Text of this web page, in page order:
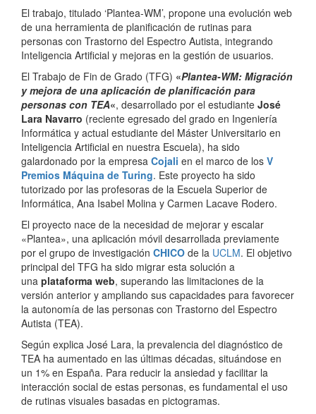
El trabajo, titulado ‘Plantea-WM’, propone una evolución web
de una herramienta de planificación de rutinas para
personas con Trastorno del Espectro Autista, integrando
Inteligencia Artificial y mejoras en la gestión de usuarios.
El Trabajo de Fin de Grado (TFG) «Plantea-WM: Migración
y mejora de una aplicación de planificación para
personas con TEA«, desarrollado por el estudiante José
Lara Navarro (reciente egresado del grado en Ingeniería
Informática y actual estudiante del Máster Universitario en
Inteligencia Artificial en nuestra Escuela), ha sido
galardonado por la empresa Cojali en el marco de los V
Premios Máquina de Turing. Este proyecto ha sido
tutorizado por las profesoras de la Escuela Superior de
Informática, Ana Isabel Molina y Carmen Lacave Rodero.
El proyecto nace de la necesidad de mejorar y escalar
«Plantea», una aplicación móvil desarrollada previamente
por el grupo de investigación CHICO de la UCLM. El objetivo
principal del TFG ha sido migrar esta solución a
una plataforma web, superando las limitaciones de la
versión anterior y ampliando sus capacidades para favorecer
la autonomía de las personas con Trastorno del Espectro
Autista (TEA).
Según explica José Lara, la prevalencia del diagnóstico de
TEA ha aumentado en las últimas décadas, situándose en
un 1% en España. Para reducir la ansiedad y facilitar la
interacción social de estas personas, es fundamental el uso
de rutinas visuales basadas en pictogramas.